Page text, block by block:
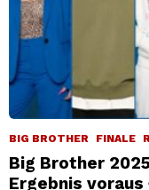
BIG BROTHER FINALE
Big Brother
Ergebnis